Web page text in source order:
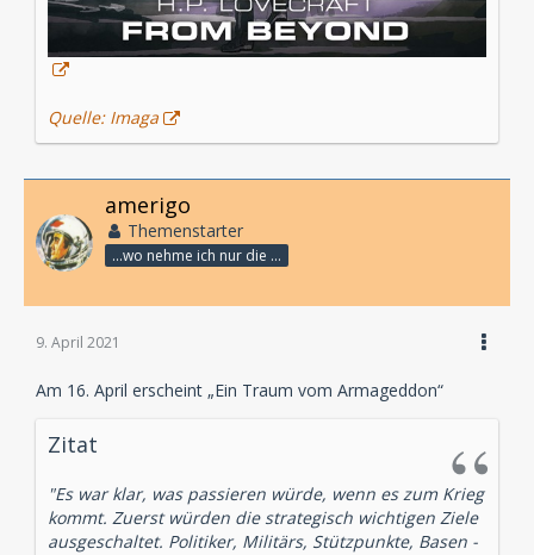
Quelle: Imaga
amerigo
Themenstarter
...wo nehme ich nur die Zeit her, so vieles nicht zu hören?
9. April 2021
Am 16. April erscheint „Ein Traum vom Armageddon“
Zitat
"Es war klar, was passieren würde, wenn es zum Krieg
kommt. Zuerst würden die strategisch wichtigen Ziele
ausgeschaltet. Politiker, Militärs, Stützpunkte, Basen -